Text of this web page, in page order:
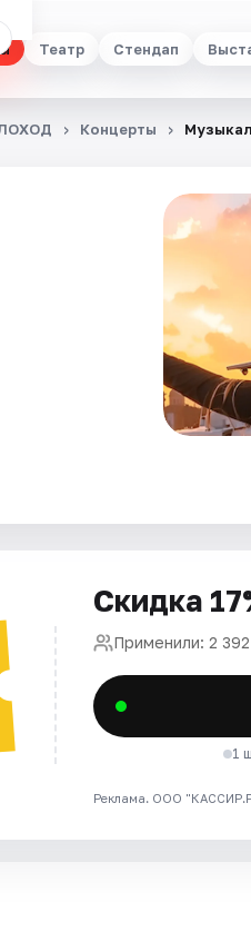
Театр Стендап
Концерты
Скидка
Применили: 2
1
Реклама. ООО